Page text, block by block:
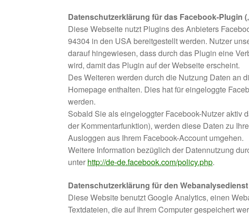
Datenschutzerklärung für das Facebook-Plugin
Diese Webseite nutzt Plugins des Anbieters
94304 in den USA bereitgestellt werden. Nutzer
darauf hingewiesen, dass durch das Plugin eine
wird, damit das Plugin auf der Webseite erscheint.
Des Weiteren werden durch die Nutzung Daten an
Homepage enthalten. Dies hat für eingeloggte
werden.
Sobald Sie als eingeloggter Facebook-Nutzer aktiv
der Kommentarfunktion), werden diese Daten zu
Ausloggen aus Ihrem Facebook-Account umgehen.
Weitere Information bezüglich der Datennutzung
unter http://de-de.facebook.com/policy.php.
Datenschutzerklärung für den
Diese Website benutzt Google Analytics, einen
Textdateien, die auf Ihrem Computer gespeichert